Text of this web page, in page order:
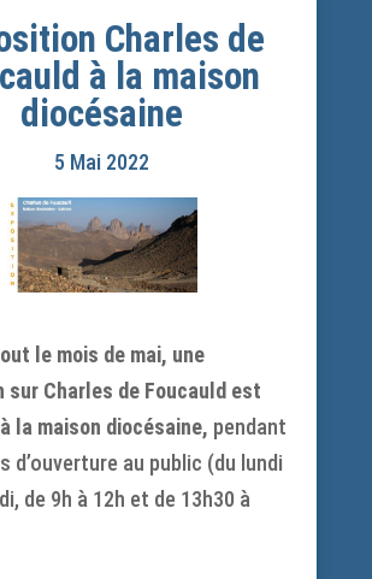
Charles de
à la maison
diocésaine
5 Mai 2022
le mois de mai, une
sur Charles de Foucauld est
la maison diocésaine, pendant
d’ouverture au public (du lundi
de 9h à 12h et de 13h30 à